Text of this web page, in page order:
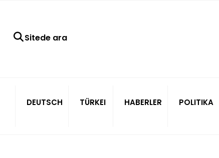
Sitede ara
DEUTSCH TÜRKEI HABERLER POLITIKA